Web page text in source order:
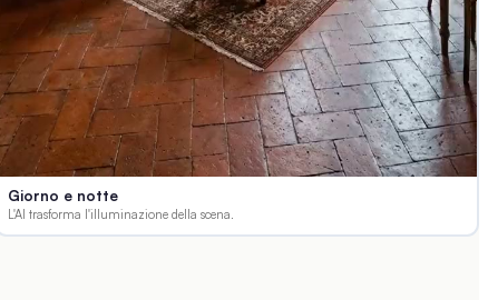
Giorno e notte
L'AI trasforma l'illuminazione della scena.